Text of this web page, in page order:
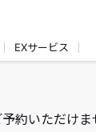
EXサービス
約いただけま